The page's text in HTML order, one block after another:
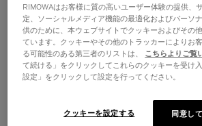
RIMOWAはお客様に質の高いユーザー体験の提供、
定、ソーシャルメディア機能の最適化およびパーソ
供のために、本ウェブサイトでクッキーおよびその
ています。クッキーやその他のトラッカーによりお
る可能性のある第三者のリストは、 こちらよりご覧
て続ける」をクリックしてこれらのクッキーを受け
設定」をクリックして設定を行ってください。
クッキーを設定する 同意し